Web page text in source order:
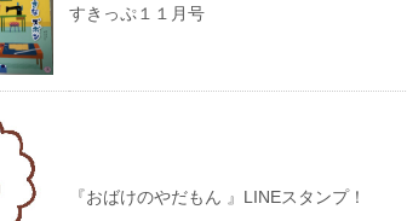
すきっぷ１１月号
『おばけのやだもん 』LINEスタンプ！